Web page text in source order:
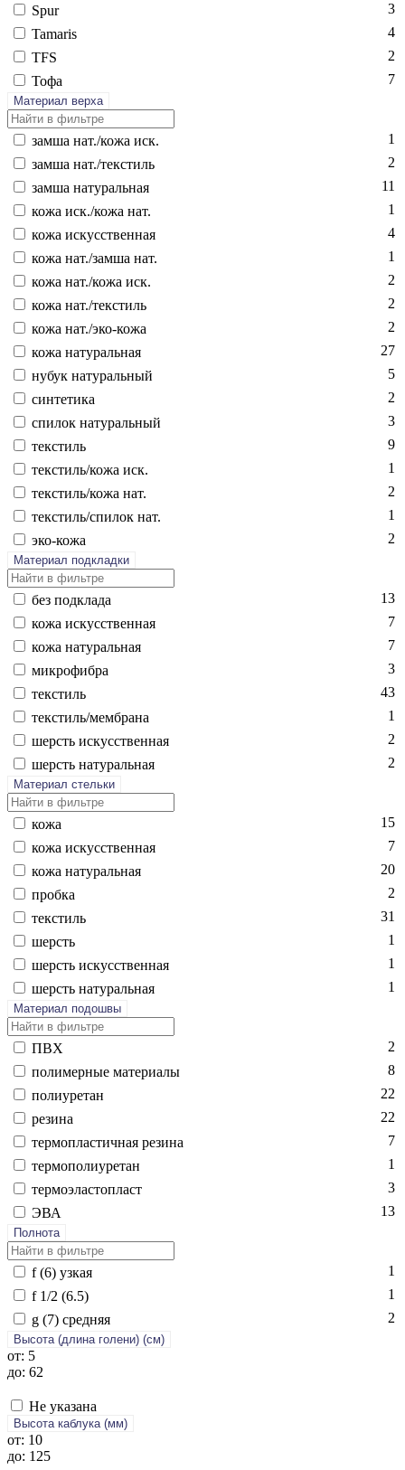
Spur
3
Ta­maris
4
TFS
2
То­фа
7
Материал верха
зам­ша нат./ко­жа иск.
1
зам­ша нат./текс­тиль
2
зам­ша на­тураль­ная
11
ко­жа иск./ко­жа нат.
1
ко­жа ис­кусс­твен­ная
4
ко­жа нат./зам­ша нат.
1
ко­жа нат./ко­жа иск.
2
ко­жа нат./текс­тиль
2
ко­жа нат./эко-ко­жа
2
ко­жа на­тураль­ная
27
ну­бук на­тураль­ный
5
син­те­тика
2
спи­лок на­тураль­ный
3
текс­тиль
9
текс­тиль/ко­жа иск.
1
текс­тиль/ко­жа нат.
2
текс­тиль/спи­лок нат.
1
эко-ко­жа
2
Материал подкладки
без подк­ла­да
13
ко­жа ис­кусс­твен­ная
7
ко­жа на­тураль­ная
7
мик­ро­фиб­ра
3
текс­тиль
43
текс­тиль/мемб­ра­на
1
шерсть ис­кусс­твен­ная
2
шерсть на­тураль­ная
2
Материал стельки
ко­жа
15
ко­жа ис­кусс­твен­ная
7
ко­жа на­тураль­ная
20
проб­ка
2
текс­тиль
31
шерсть
1
шерсть ис­кусс­твен­ная
1
шерсть на­тураль­ная
1
Материал подошвы
ПВХ
2
по­лимер­ные ма­тери­алы
8
по­ли­уре­тан
22
ре­зина
22
тер­моплас­тичная ре­зина
7
тер­мо­поли­уре­тан
1
тер­мо­элас­топласт
3
ЭВА
13
Полнота
f (6) уз­кая
1
f 1/2 (6.5)
1
g (7) сред­няя
2
Высота (длина голени) (cм)
от: 5
до: 62
Не указана
Высота каблука (мм)
от: 10
до: 125